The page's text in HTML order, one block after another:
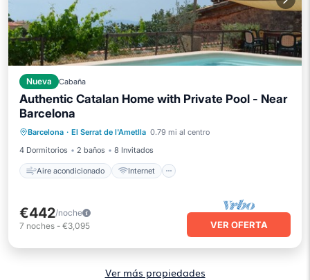
Nueva Cabaña
Authentic Catalan Home with Private Pool - Near
Barcelona
Barcelona · El Serrat de l'Ametlla 0.79 mi al centro
4 Dormitorios
2 baños 8 Invitados
Aire acondicionado Internet
Se admiten mascotas
Apto para niños
€442/noche
7 noches - €3,095 VER OFERTA
Ver más propiedades